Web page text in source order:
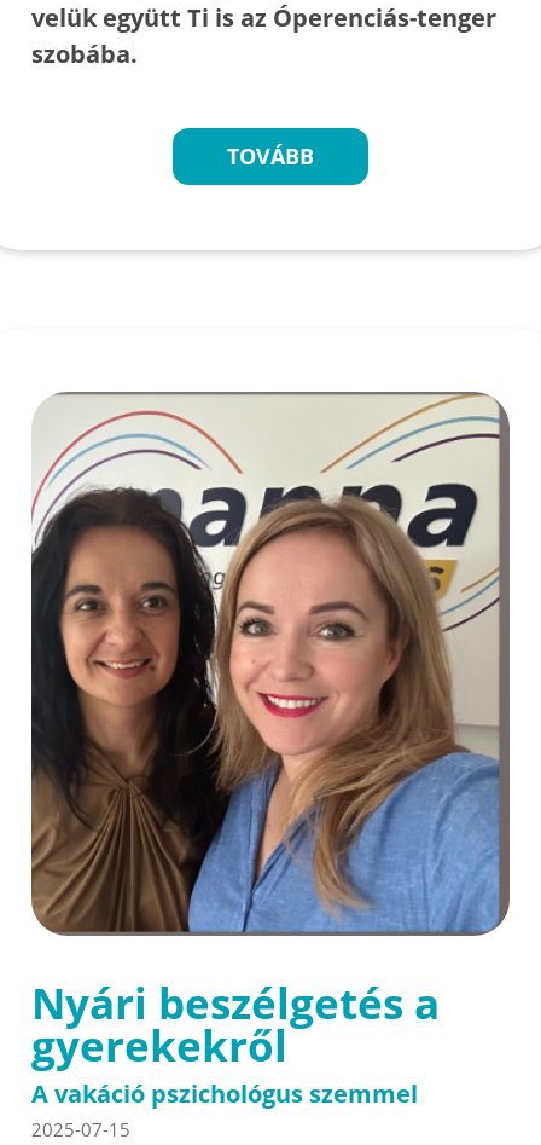
velük együtt Ti is az Óperenciás-tenger
szobába.
TOVÁBB
Nyári beszélgetés a
gyerekekről
A vakáció pszichológus szemmel
2025-07-15